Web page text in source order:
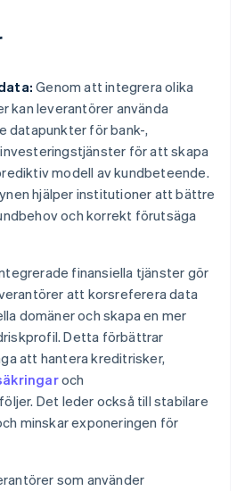
Genom att integrera olika
kan leverantörer använda
datapunkter för bank-,
för att skapa
modell av kundbeteende.
hjälper institutioner att bättre
och korrekt förutsäga
finansiella tjänster gör
att korsreferera data
domäner och skapa en mer
Detta förbättrar
att hantera kreditrisker,
och
Det leder också till stabilare
minskar exponeringen för
som använder